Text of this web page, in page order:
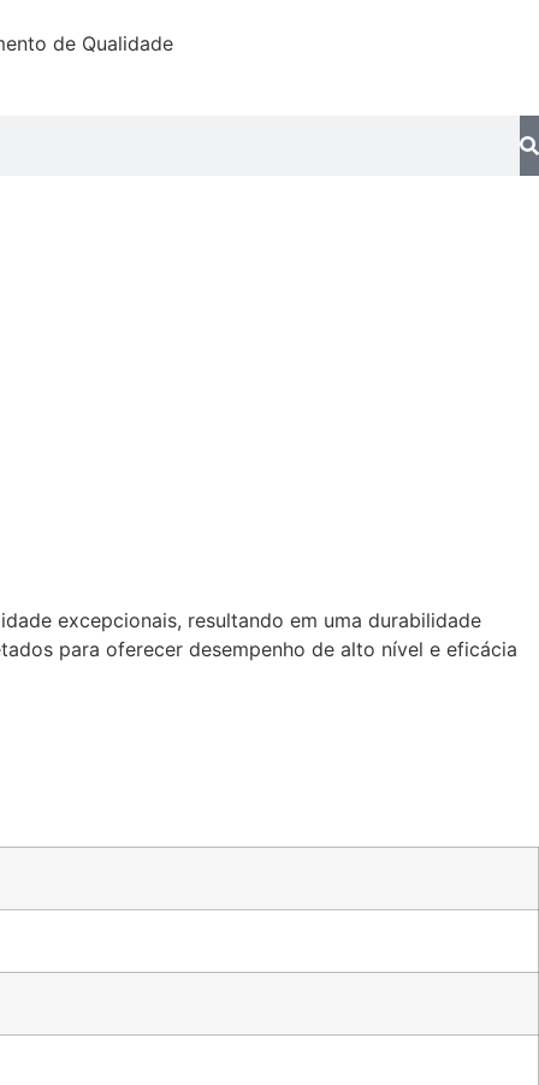
de Qualidade
excepcionais, resultando em uma durabilidade
para oferecer desempenho de alto nível e eficácia